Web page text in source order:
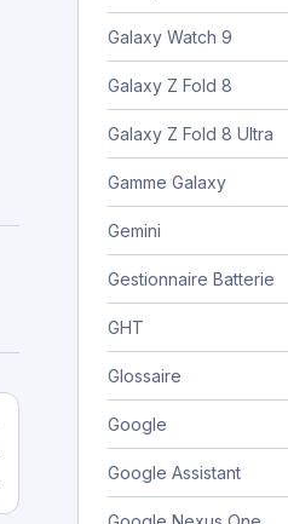
Galaxy Watch 9
Galaxy Z Fold 8
Galaxy Z Fold 8 Ultra
Gamme Galaxy
Gemini
Gestionnaire Batterie
GHT
Glossaire
Google
Google Assistant